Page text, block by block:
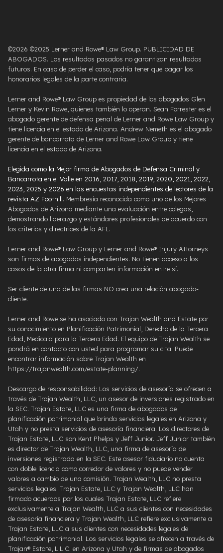
©2026 ©2025 Lerner and Rowe® Law Group. PUBLICIDAD DE
ABOGADOS. Los resultados pasados ​​no garantizan resultados
futuros. En caso de perder el caso, podría tener que pagar los
honorarios legales de la parte contraria.
Lerner and Rowe® Law Group es propiedad de los abogados Glen
Lerner y Kevin Rowe, quienes también lo operan. Sean Forrester es el
abogado gerente de defensa penal de Lerner and Rowe Law Group y
tiene licencia en el estado de Arizona. Andrew Nemeth es el abogado
gerente de bancarrota de Lerner and Rowe Law Group y tiene
licencia en el estado de Arizona.
Elegida como la Mejor firma de Abogados de Defensa Criminal y
Bancarrota en el Valle en 2016, 2017, 2018, 2019, 2020, 2021, 2022,
2023, 2025 y 2026 en las encuestas independientes de lectores de la
revista AZ Foothill. Membresía reconocida como uno de los Mejores
Abogados de Arizona mediante una evaluación entre colegas,
demostrando liderazgo y estándares profesionales de acuerdo con
los criterios y directrices de la AFL.
Lerner and Rowe® Law Group y Lerner and Rowe® Injury Attorneys
son firmas de abogados independientes. No tienen acceso a los
casos de la otra firma ni comparten información entre sí.
Ser cliente de una de las firmas NO crea una relación abogado-
cliente.
Lerner and Rowe se ha asociado con Trajan Wealth and Estate por
su conocimiento en Planificación Patrimonial, Derecho de la Tercera
Edad, Medicaid para la Tercera Edad. El equipo de Trajan Wealth se
pondrá en contacto con usted para programar su cita. Puede
encontrar información sobre Trajan Wealth en
https://trajanwealth.com/estate-planning/.
Descargo de responsabilidad: Los servicios de asesoría se ofrecen a
través de Trajan Wealth, LLC, un asesor de inversiones registrado en
la SEC. Trajan Estate, LLC es una firma de abogados de
planificación patrimonial que brinda servicios legales en Arizona y
Utah y no presta servicios de asesoría financiera. Los directores de
Trajan Estate, LLC son Kent Phelps y Jeff Junior. Jeff Junior también
es director de Trajan Wealth, LLC, una firma de asesoría de
inversiones registrada en la SEC. Este asesor fiduciario no cuenta
con doble licencia como corredor de valores y no puede vender
valores a cambio de una comisión. Trajan Wealth, LLC no presta
servicios legales. Trajan Estate, LLC y Trajan Wealth, LLC han
firmado acuerdos por los cuales Trajan Estate, LLC refiere
exclusivamente a Trajan Wealth, LLC a sus clientes con necesidades
de asesoría financiera y Trajan Wealth, LLC refiere exclusivamente a
Trajan Estate, LLC a sus clientes con necesidades legales de
planificación patrimonial. Los servicios legales se ofrecen a través de
Trajan® Estate, L.L.C. en Arizona y Utah y de firmas de abogados